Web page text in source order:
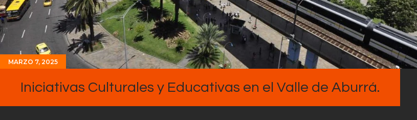
MARZO 7, 2025
Iniciativas Culturales y Educativas en el Valle de Aburrá.